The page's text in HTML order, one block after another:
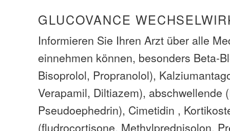
GLUCOVANCE
Informieren Sie Ihren Arzt über alle
einnehmen können, besonders Beta-
Bisoprolol, Propranolol),
Verapamil, Diltiazem), abschwellende
Pseudoephedrin), Cimetidin ,
(fludrocortisone, Methylprednisolon,